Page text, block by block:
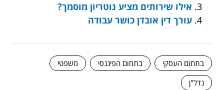
אילו שירותים מציע נוטריון מוסמך?
עורך דין אובדן כושר עבודה
בתחום העסקי בתחום הפיננסי
משפטי
נדל"ן